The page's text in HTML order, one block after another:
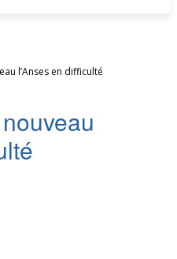
l’Anses en difficulté